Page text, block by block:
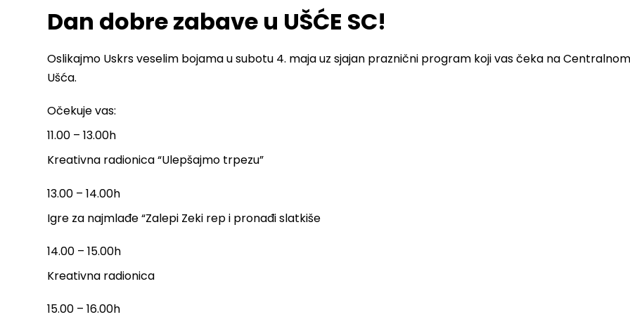
Dan dobre zabave u UŠĆE SC!
Oslikajmo Uskrs veselim bojama u subotu 4. maja uz sjajan praznični program koji vas čeka na
Ušća.
Očekuje vas:
11.00 – 13.00h
Kreativna radionica “Ulepšajmo trpezu”
13.00 – 14.00h
Igre za najmlađe “Zalepi Zeki rep i pronađi slatkiše
14.00 – 15.00h
Kreativna radionica
15.00 – 16.00h